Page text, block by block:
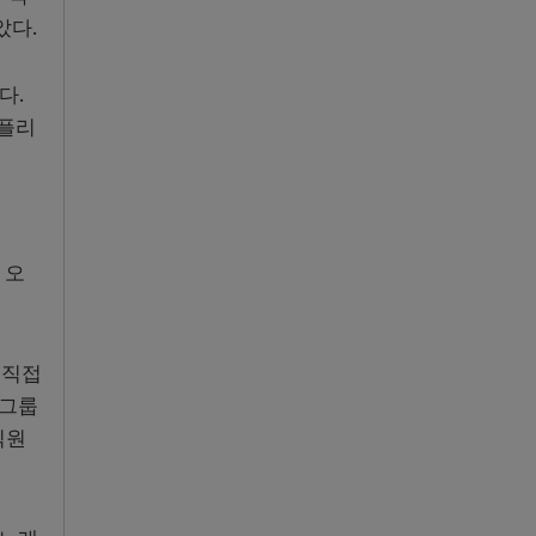
다.
.
리
접
룹